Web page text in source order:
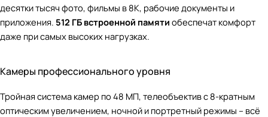
десятки тысяч фото, фильмы в 8K, рабочие документы и
приложения. 512 ГБ встроенной памяти обеспечат комфорт
даже при самых высоких нагрузках.
Камеры профессионального уровня
Тройная система камер по 48 МП, телеобъектив с 8-кратным
оптическим увеличением, ночной и портретный режимы – всё